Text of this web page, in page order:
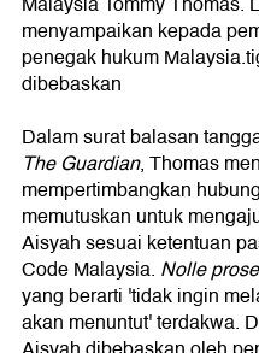
menyampaikan kepada
penegak hukum
dibebaskan
Dalam surat balasan
The Guardian, Thomas
mempertimbangkan
memutuskan untuk
Aisyah sesuai ketentuan
Code Malaysia. Nolle
yang berarti 'tidak ingin
akan menuntut' terdakwa.